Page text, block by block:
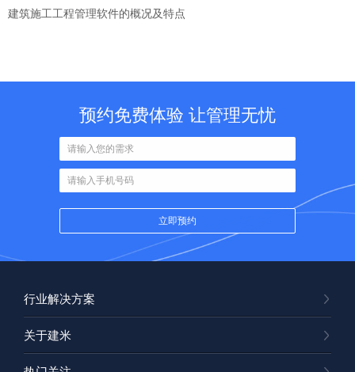
建筑施工工程管理软件的概况及特点
预约免费体验 让管理无忧
行业解决方案
关于建米